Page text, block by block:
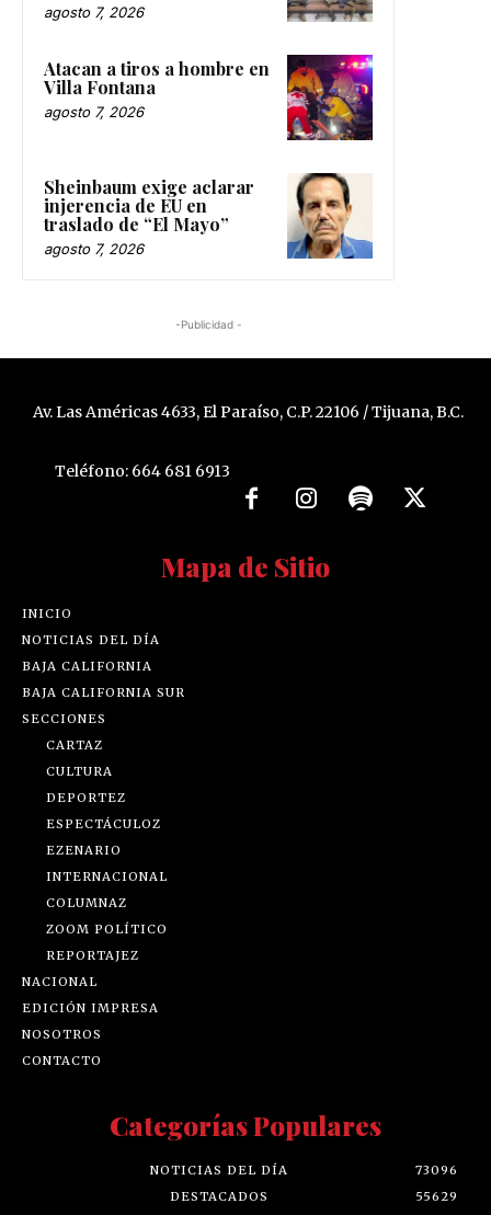
agosto 7, 2026
Atacan a tiros a hombre en
Villa Fontana
agosto 7, 2026
Sheinbaum exige aclarar
injerencia de EU en
traslado de “El Mayo”
agosto 7, 2026
-Publicidad -
Av. Las Américas 4633, El Paraíso, C.P. 22106 / Tijuana, B.C.
Teléfono: 664 681 6913
Mapa de Sitio
INICIO
NOTICIAS DEL DÍA
BAJA CALIFORNIA
BAJA CALIFORNIA SUR
SECCIONES
CARTAZ
CULTURA
DEPORTEZ
ESPECTÁCULOZ
EZENARIO
INTERNACIONAL
COLUMNAZ
ZOOM POLÍTICO
REPORTAJEZ
NACIONAL
EDICIÓN IMPRESA
NOSOTROS
CONTACTO
Categorías Populares
NOTICIAS DEL DÍA
73096
DESTACADOS
55629